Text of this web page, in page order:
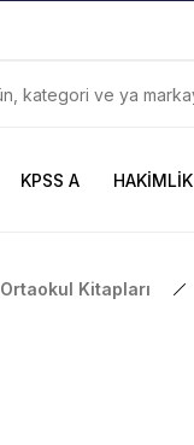
KPSS A HAKİMLİK
Ortaokul Kitapları